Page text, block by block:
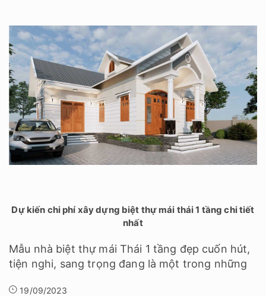
Dự kiến chi phí xây dựng biệt thự mái thái 1 tầng chi tiết
nhất
Mẫu nhà biệt thự mái Thái 1 tầng đẹp cuốn hút,
tiện nghi, sang trọng đang là một trong những
19/09/2023